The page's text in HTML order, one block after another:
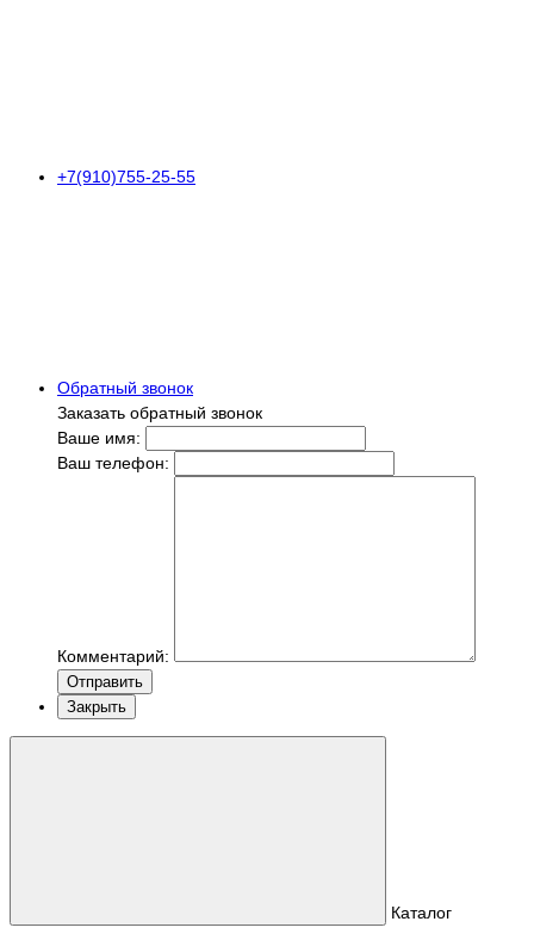
+7(910)755-25-55
Обратный звонок
Заказать обратный звонок
Ваше имя:
Ваш телефон:
Комментарий:
Отправить
Закрыть
Каталог